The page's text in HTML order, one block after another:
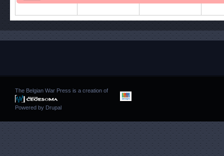
The Belgian War Press is a creation of
Powered by Drupal